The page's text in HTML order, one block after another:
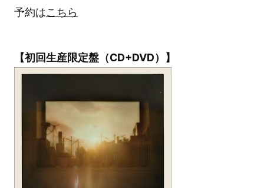
予約はこちら
【初回生産限定盤（CD+DVD）】